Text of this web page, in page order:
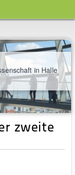
in Halle
zweite